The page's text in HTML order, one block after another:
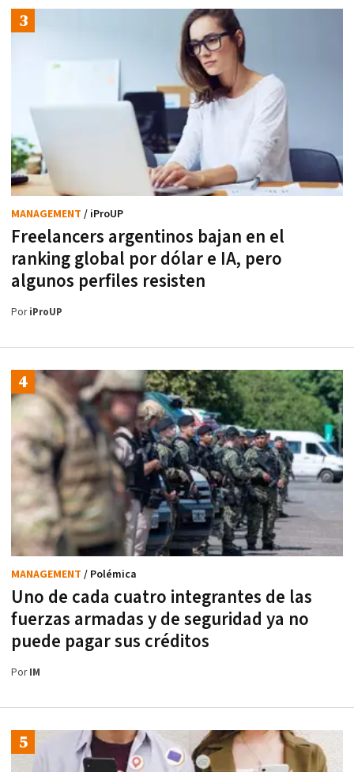
Freelancers argentinos bajan en el
ranking global por dólar e IA, pero
algunos perfiles resisten
MANAGEMENT / iProUP
PoriProUP
Uno de cada cuatro integrantes de las
fuerzas armadas y de seguridad ya no
puede pagar sus créditos
MANAGEMENT / Polémica
PorIM